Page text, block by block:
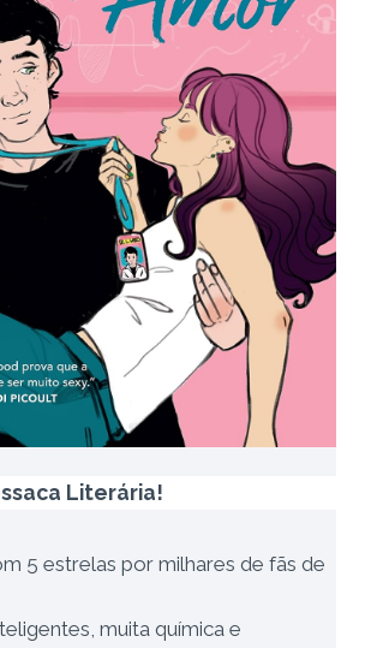
Literária!
5 estrelas por milhares de fãs de
muita química e